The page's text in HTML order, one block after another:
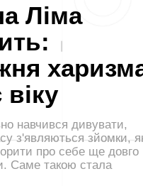
Ліма
навчився дивувати,
з'являються зйомки,
про себе ще довго
Саме такою стала